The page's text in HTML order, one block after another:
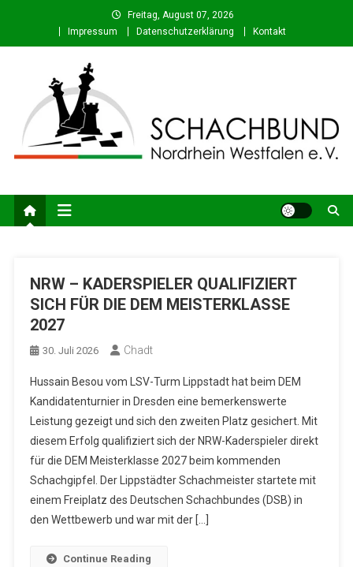
content
Freitag, August 07, 2026
Impressum
Datenschutzerklärung Kontakt
NRW – KADERSPIELER QUALIFIZIERT
SICH FÜR DIE DEM MEISTERKLASSE
2027
30. Juli 2026 Chadt
Hussain Besou vom LSV-Turm Lippstadt hat beim DEM
Kandidatenturnier in Dresden eine bemerkenswerte
Leistung gezeigt und sich den zweiten Platz gesichert. Mit
diesem Erfolg qualifiziert sich der NRW-Kaderspieler direkt
für die DEM Meisterklasse 2027 beim kommenden
Schachgipfel. Der Lippstädter Schachmeister startete mit
einem Freiplatz des Deutschen Schachbundes (DSB) in
den Wettbewerb und war mit der […]
Continue Reading